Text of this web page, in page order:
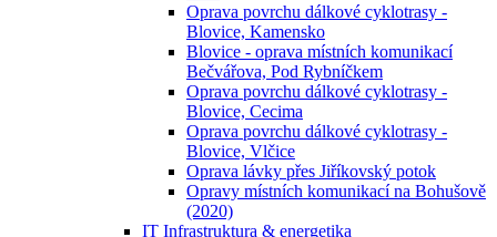
Oprava povrchu dálkové cyklotrasy -
Blovice, Kamensko
Blovice - oprava místních komunikací
Bečvářova, Pod Rybníčkem
Oprava povrchu dálkové cyklotrasy -
Blovice, Cecima
Oprava povrchu dálkové cyklotrasy -
Blovice, Vlčice
Oprava lávky přes Jiříkovský potok
Opravy místních komunikací na Bohušově
(2020)
IT Infrastruktura & energetika